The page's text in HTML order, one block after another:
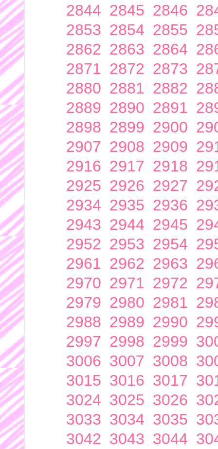
2844 2845 2846
2853 2854 2855
2862 2863 2864
2871 2872 2873
2880 2881 2882
2889 2890 2891
2898 2899 2900
2907 2908 2909
2916 2917 2918
2925 2926 2927
2934 2935 2936
2943 2944 2945
2952 2953 2954
2961 2962 2963
2970 2971 2972
2979 2980 2981
2988 2989 2990
2997 2998 2999
3006 3007 3008
3015 3016 3017
3024 3025 3026
3033 3034 3035
3042 3043 3044